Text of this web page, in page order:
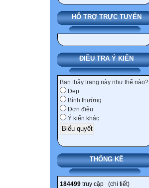
HỖ TRỢ TRỰC TUYẾN
ĐIỀU TRA Ý KIẾN
Bạn thấy trang này như thế nào?
Đẹp
Bình thường
Đơn điệu
Ý kiến khác
THỐNG KÊ
184499 truy cập (chi tiết)